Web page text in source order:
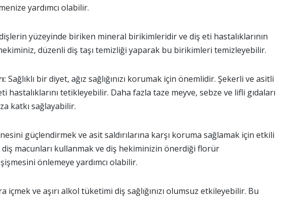
yardımcı olabilir.
yüzeyinde biriken mineral birikimleridir ve diş eti hastalıklarının
düzenli diş taşı temizliği yaparak bu birikimleri temizleyebilir.
Sağlıklı bir diyet, ağız sağlığınızı korumak için önemlidir. Şekerli ve asitli
hastalıklarını tetikleyebilir. Daha fazla taze meyve, sebze ve lifli gıdaları
katkı sağlayabilir.
güçlendirmek ve asit saldırılarına karşı koruma sağlamak için etkili
macunları kullanmak ve diş hekiminizin önerdiği florür
önlemeye yardımcı olabilir.
içmek ve aşırı alkol tüketimi diş sağlığınızı olumsuz etkileyebilir. Bu